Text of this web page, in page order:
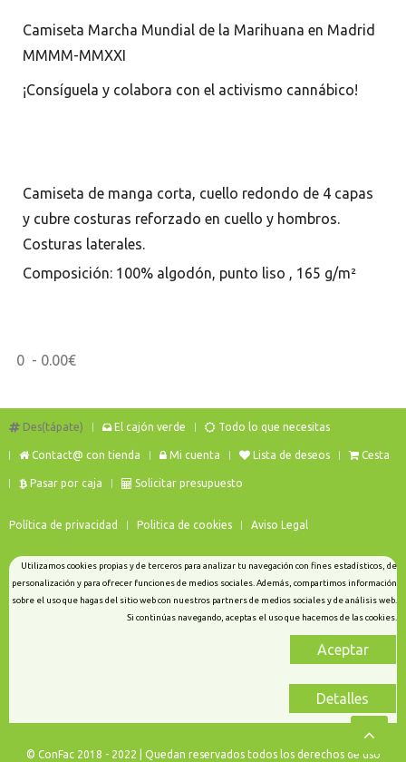
Camiseta Marcha Mundial de la Marihuana en Madrid
MMMM-MMXXI
¡Consíguela y colabora con el activismo cannábico!
Camiseta de manga corta, cuello redondo de 4 capas
y cubre costuras reforzado en cuello y hombros.
Costuras laterales.
Composición: 100% algodón, punto liso , 165 g/m²
0 - 0.00€
Des(tápate) El cajón verde Todo lo que necesitas
Contact@ con tienda Mi cuenta Lista de deseos Cesta
Pasar por caja Solicitar presupuesto
Política de privacidad Politica de cookies Aviso Legal
Utilizamos cookies propias y de terceros para analizar tu navegación con fines estadísticos, de
personalización y para ofrecer funciones de medios sociales. Además, compartimos información
sobre el uso que hagas del sitio web con nuestros partners de medios sociales y de análisis web.
Si continúas navegando, aceptas el uso que hacemos de las cookies.
Aceptar
Detalles
© ConFac 2018 - 2022 | Quedan reservados todos los derechos de uso